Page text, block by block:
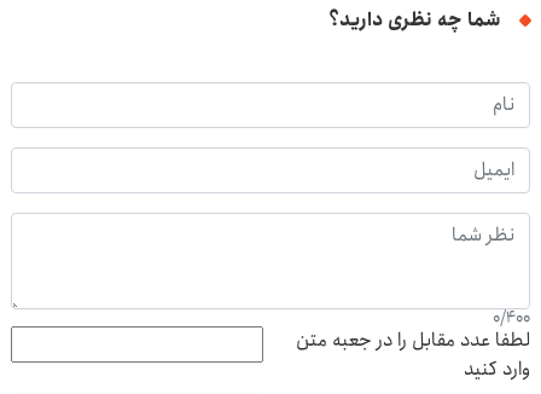
شما چه نظری دارید؟
0/400
لطفا عدد مقابل را در جعبه متن
وارد کنید